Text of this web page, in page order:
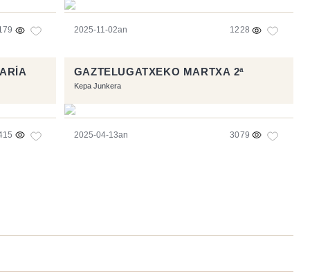
2025-11-02an 1228
GAZTELUGATXEKO MARTXA 2ª
Kepa Junkera
2025-04-13an 3079